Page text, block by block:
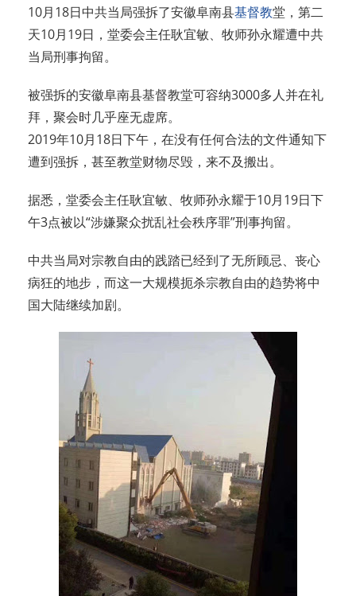
10月18日中共当局强拆了安徽阜南县基督教堂，第二
天10月19日，堂委会主任耿宜敏、牧师孙永耀遭中共
当局刑事拘留。
被强拆的安徽阜南县基督教堂可容纳3000多人并在礼
拜，聚会时几乎座无虚席。
2019年10月18日下午，在没有任何合法的文件通知下
遭到强拆，甚至教堂财物尽毁，来不及搬出。
据悉，堂委会主任耿宜敏、牧师孙永耀于10月19日下
午3点被以“涉嫌聚众扰乱社会秩序罪”刑事拘留。
中共当局对宗教自由的践踏已经到了无所顾忌、丧心
病狂的地步，而这一大规模扼杀宗教自由的趋势将中
国大陆继续加剧。